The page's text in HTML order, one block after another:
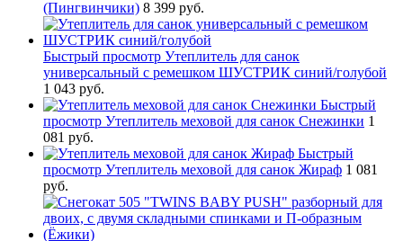
(Пингвинчики) 8 399 руб.
Быстрый просмотр Утеплитель для санок
универсальный с ремешком ШУСТРИК синий/голубой
1 043 руб.
Быстрый
просмотр Утеплитель меховой для санок Снежинки 1
081 руб.
Быстрый
просмотр Утеплитель меховой для санок Жираф 1 081
руб.